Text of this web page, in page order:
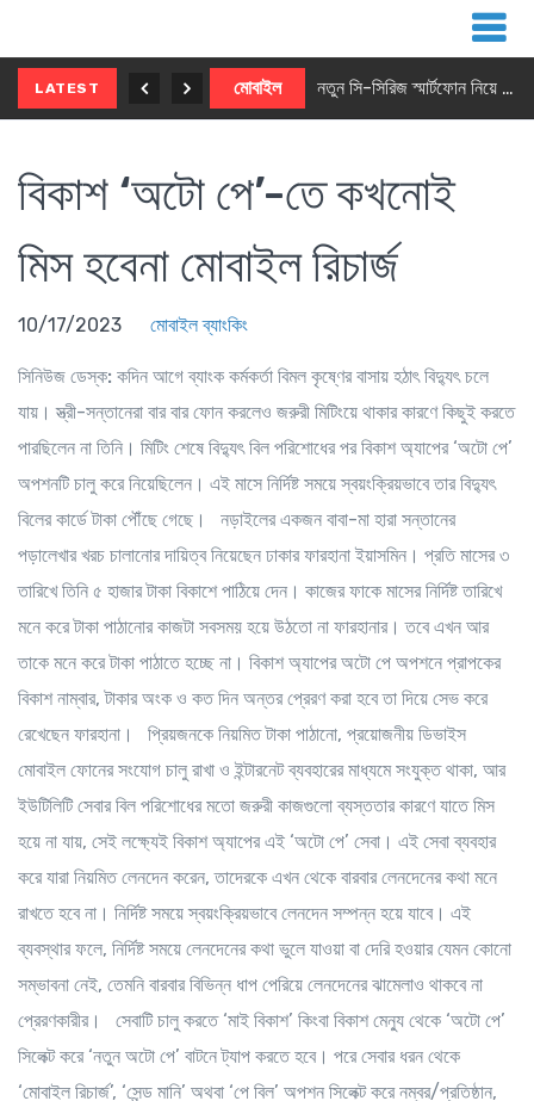
LATEST মোবাইল নতুন সি-সিরিজ স্মার্টফোন নিয়ে আসছে রিয়েলমি
বিকাশ ‘অটো পে’-তে কখনোই
মিস হবেনা মোবাইল রিচার্জ
10/17/2023 মোবাইল ব্যাংকিং
সিনিউজ ডেস্ক: কদিন আগে ব্যাংক কর্মকর্তা বিমল কৃষ্ণের বাসায় হঠাৎ বিদ্যুৎ চলে
যায়। স্ত্রী-সন্তানেরা বার বার ফোন করলেও জরুরী মিটিংয়ে থাকার কারণে কিছুই করতে
পারছিলেন না তিনি। মিটিং শেষে বিদ্যুৎ বিল পরিশোধের পর বিকাশ অ্যাপের ‘অটো পে’
অপশনটি চালু করে নিয়েছিলেন। এই মাসে নির্দিষ্ট সময়ে স্বয়ংক্রিয়ভাবে তার বিদ্যুৎ
বিলের কার্ডে টাকা পৌঁছে গেছে। নড়াইলের একজন বাবা-মা হারা সন্তানের
পড়ালেখার খরচ চালানোর দায়িত্ব নিয়েছেন ঢাকার ফারহানা ইয়াসমিন। প্রতি মাসের ৩
তারিখে তিনি ৫ হাজার টাকা বিকাশে পাঠিয়ে দেন। কাজের ফাকে মাসের নির্দিষ্ট তারিখে
মনে করে টাকা পাঠানোর কাজটা সবসময় হয়ে উঠতো না ফারহানার। তবে এখন আর
তাকে মনে করে টাকা পাঠাতে হচ্ছে না। বিকাশ অ্যাপের অটো পে অপশনে প্রাপকের
বিকাশ নাম্বার, টাকার অংক ও কত দিন অন্তর প্রেরণ করা হবে তা দিয়ে সেভ করে
রেখেছেন ফারহানা। প্রিয়জনকে নিয়মিত টাকা পাঠানো, প্রয়োজনীয় ডিভাইস
মোবাইল ফোনের সংযোগ চালু রাখা ও ইন্টারনেট ব্যবহারের মাধ্যমে সংযুক্ত থাকা, আর
ইউটিলিটি সেবার বিল পরিশোধের মতো জরুরী কাজগুলো ব্যস্ততার কারণে যাতে মিস
হয়ে না যায়, সেই লক্ষ্যেই বিকাশ অ্যাপের এই ‘অটো পে’ সেবা। এই সেবা ব্যবহার
করে যারা নিয়মিত লেনদেন করেন, তাদেরকে এখন থেকে বারবার লেনদেনের কথা মনে
রাখতে হবে না। নির্দিষ্ট সময়ে স্বয়ংক্রিয়ভাবে লেনদেন সম্পন্ন হয়ে যাবে। এই
ব্যবস্থার ফলে, নির্দিষ্ট সময়ে লেনদেনের কথা ভুলে যাওয়া বা দেরি হওয়ার যেমন কোনো
সম্ভাবনা নেই, তেমনি বারবার বিভিন্ন ধাপ পেরিয়ে লেনদেনের ঝামেলাও থাকবে না
প্রেরণকারীর। সেবাটি চালু করতে ‘মাই বিকাশ’ কিংবা বিকাশ মেন্যু থেকে ‘অটো পে’
সিলেক্ট করে ‘নতুন অটো পে’ বাটনে ট্যাপ করতে হবে। পরে সেবার ধরন থেকে
‘মোবাইল রিচার্জ’, ‘সেন্ড মানি’ অথবা ‘পে বিল’ অপশন সিলেক্ট করে নম্বর/প্রতিষ্ঠান,